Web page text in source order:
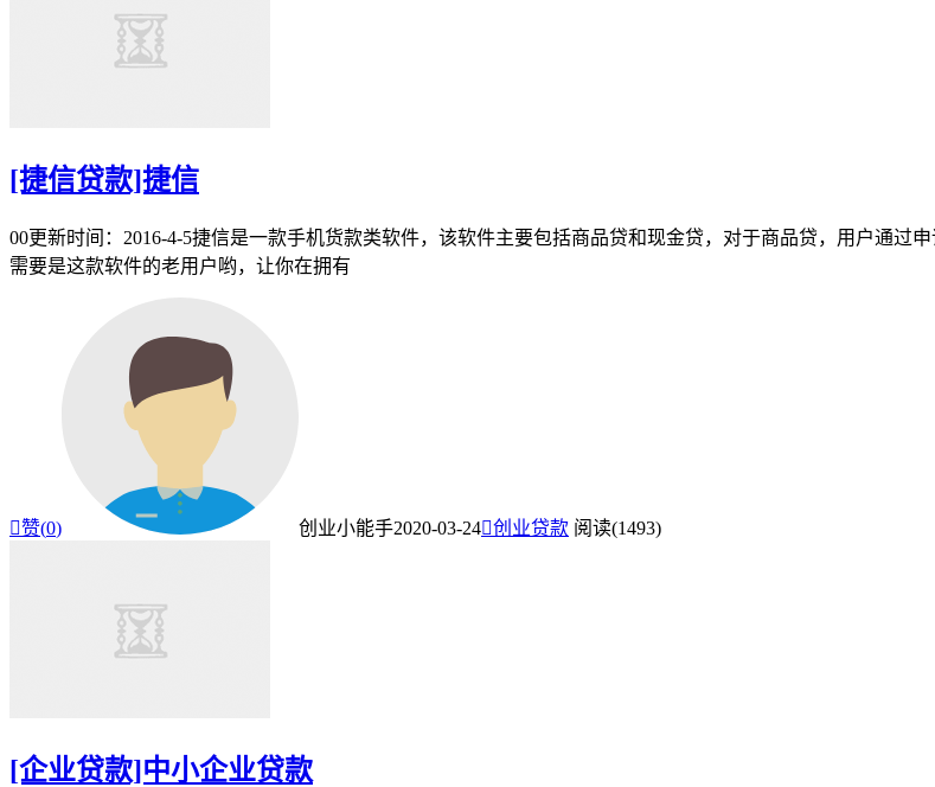
[捷信贷款]捷信
00更新时间：2016-4-5捷信是一款手机货款类软件，该软件主要包括商品贷和现金贷，对于商品贷，用户通过
需要是这款软件的老用户哟，让你在拥有
赞(0) 创业小能手2020-03-24创业贷款 阅读(1493)
[企业贷款]中小企业贷款